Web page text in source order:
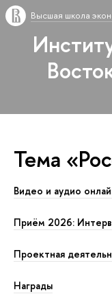
Высшая школа
Тема
Видео и аудио
Приём 2026:
Проектная
Награды